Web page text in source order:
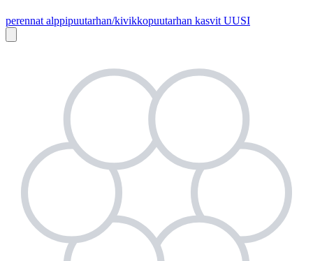
perennat alppipuutarhan/kivikkopuutarhan kasvit UUSI